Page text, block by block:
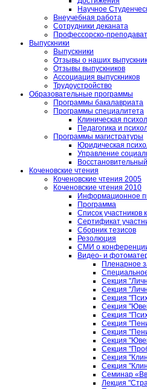
Научное
Внеучебная работа
Сотрудники деканата
Профессорско-
Выпускники
Выпускники
Отзывы о наших
Отзывы выпускников
Ассоциация выпускников
Трудоустройство
Образовательные программы
Программы бакалавриата
Программы специалитета
Клиническая
Педагогика и
Программы магистратуры
Юридическая
Управление
Коченовские чтения
Коченовские чтения 2005
Коченовские чтения 2010
Информационное
Программа
Список участников
Сертификат
Сборник тезисов
Резолюция
СМИ о
Видео- и
Пленарное
Секция
Секция
Секция
Секция
Секция
Секция
Секция
Секция
Секция
Секция
Секция
Семинар
Лекция